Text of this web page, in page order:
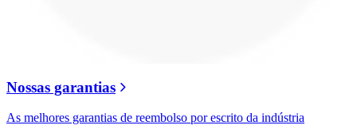
Nossas garantias
As melhores garantias de reembolso por escrito da indústria